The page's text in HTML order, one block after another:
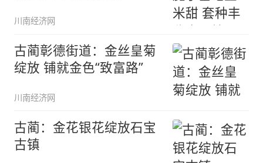
川南经济网
古蔺彰德街道：金丝皇菊
绽放 铺就金色“致富路”
川南经济网
古蔺：金花银花绽放石宝
古镇